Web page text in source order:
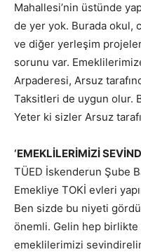
Mahallesi’nin üstünde
de yer yok. Burada okul,
ve diğer yerleşim
sorunu var.
Arpaderesi, Arsuz
Taksitleri de uygun olur.
Yeter ki sizler Arsuz
‘EMEKLİLERİMİZİ
TÜED İskenderun Şube
Emekliye TOKİ evleri
Ben sizde bu niyeti
önemli. Gelin hep birlikte
emeklilerimizi